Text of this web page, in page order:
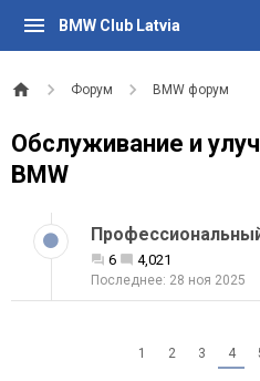
BMW Club Latvia
Форум BMW форум
Обслуживание и
BMW
6 4,021
28 ноя 2025
1 2 3 4